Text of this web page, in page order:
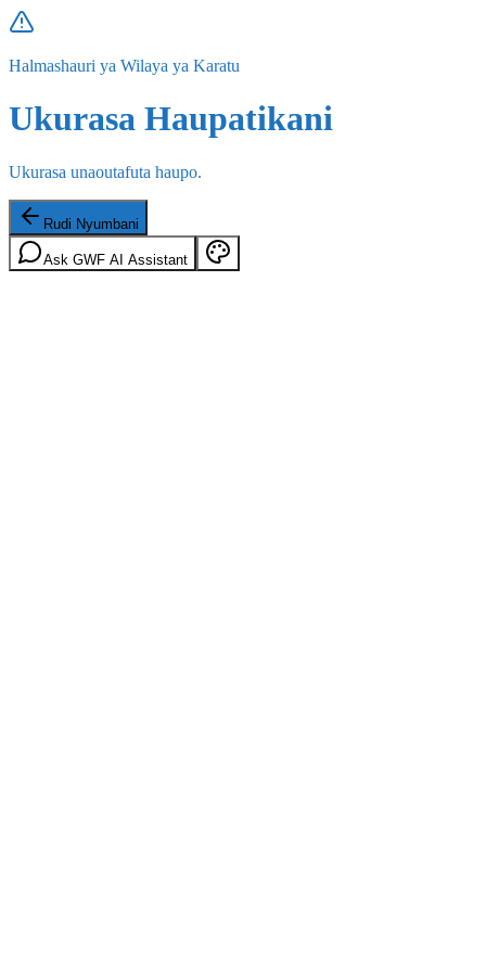
Halmashauri ya Wilaya ya Karatu
Ukurasa Haupatikani
Ukurasa unaoutafuta haupo.
Rudi Nyumbani
Ask GWF AI Assistant